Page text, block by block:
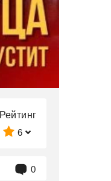
Рейтинг
6
0